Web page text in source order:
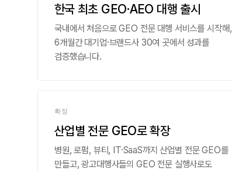
한국 최초 GEO·AEO 대행 출시
국내에서 처음으로 GEO 전문 대행 서비스를 시작해,
6개월간 대기업·브랜드사 30여 곳에서 성과를
검증했습니다.
확장
산업별 전문 GEO로 확장
병원, 로펌, 뷰티, IT·SaaS까지 산업별 전문 GEO를
만들고, 광고대행사들의 GEO 전문 실행사로도